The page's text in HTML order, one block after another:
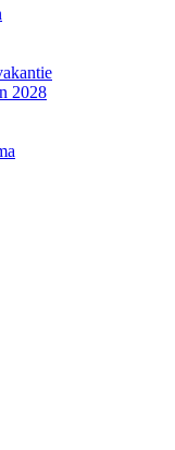
2028